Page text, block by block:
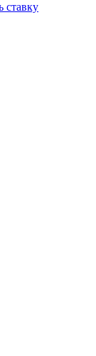
ставку